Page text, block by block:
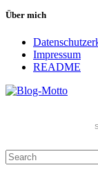
Über mich
Impressum
README